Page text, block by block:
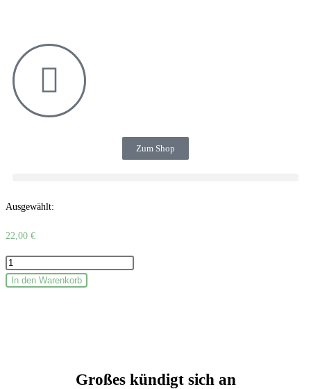
Zum Shop
Ausgewählt:
22,00 €
In den Warenkorb
Großes kündigt sich an